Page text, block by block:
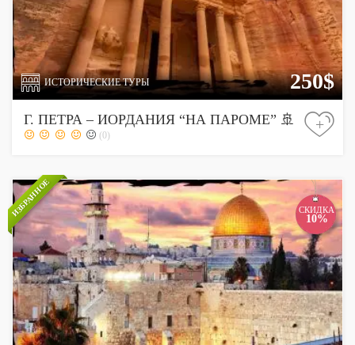
ИСТОРИЧЕСКИЕ ТУРЫ 250$
Г. ПЕТРА – ИОРДАНИЯ “НА ПАРОМЕ” 🚢
(0)
+
ИЗБРАННОЕ СКИДКА
10%